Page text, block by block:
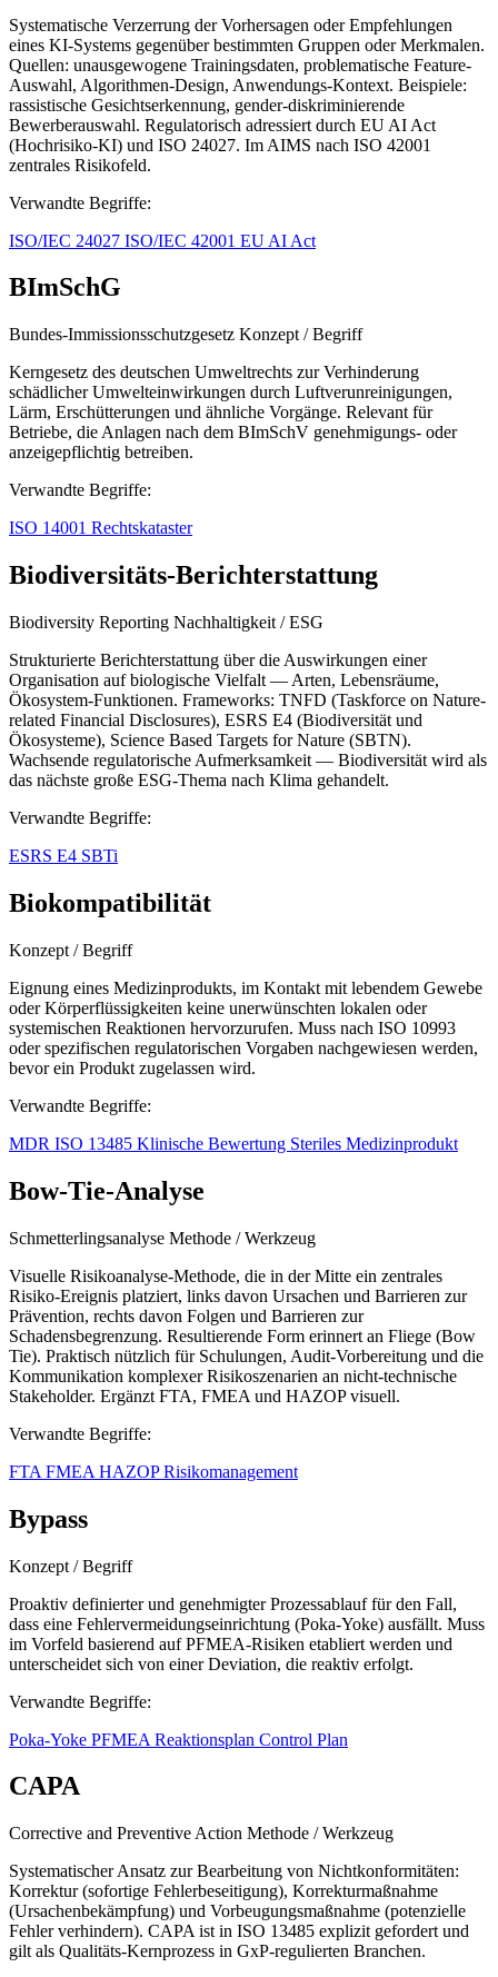
Systematische Verzerrung der Vorhersagen oder Empfehlungen
eines KI-Systems gegenüber bestimmten Gruppen oder Merkmalen.
Quellen: unausgewogene Trainingsdaten, problematische Feature-
Auswahl, Algorithmen-Design, Anwendungs-Kontext. Beispiele:
rassistische Gesichtserkennung, gender-diskriminierende
Bewerberauswahl. Regulatorisch adressiert durch EU AI Act
(Hochrisiko-KI) und ISO 24027. Im AIMS nach ISO 42001
zentrales Risikofeld.
Verwandte Begriffe:
ISO/IEC 24027 ISO/IEC 42001 EU AI Act
BImSchG
Bundes-Immissionsschutzgesetz Konzept / Begriff
Kerngesetz des deutschen Umweltrechts zur Verhinderung
schädlicher Umwelteinwirkungen durch Luftverunreinigungen,
Lärm, Erschütterungen und ähnliche Vorgänge. Relevant für
Betriebe, die Anlagen nach dem BImSchV genehmigungs- oder
anzeigepflichtig betreiben.
Verwandte Begriffe:
ISO 14001 Rechtskataster
Biodiversitäts-Berichterstattung
Biodiversity Reporting Nachhaltigkeit / ESG
Strukturierte Berichterstattung über die Auswirkungen einer
Organisation auf biologische Vielfalt — Arten, Lebensräume,
Ökosystem-Funktionen. Frameworks: TNFD (Taskforce on Nature-
related Financial Disclosures), ESRS E4 (Biodiversität und
Ökosysteme), Science Based Targets for Nature (SBTN).
Wachsende regulatorische Aufmerksamkeit — Biodiversität wird als
das nächste große ESG-Thema nach Klima gehandelt.
Verwandte Begriffe:
ESRS E4 SBTi
Biokompatibilität
Konzept / Begriff
Eignung eines Medizinprodukts, im Kontakt mit lebendem Gewebe
oder Körperflüssigkeiten keine unerwünschten lokalen oder
systemischen Reaktionen hervorzurufen. Muss nach ISO 10993
oder spezifischen regulatorischen Vorgaben nachgewiesen werden,
bevor ein Produkt zugelassen wird.
Verwandte Begriffe:
MDR ISO 13485 Klinische Bewertung Steriles Medizinprodukt
Bow-Tie-Analyse
Schmetterlingsanalyse Methode / Werkzeug
Visuelle Risikoanalyse-Methode, die in der Mitte ein zentrales
Risiko-Ereignis platziert, links davon Ursachen und Barrieren zur
Prävention, rechts davon Folgen und Barrieren zur
Schadensbegrenzung. Resultierende Form erinnert an Fliege (Bow
Tie). Praktisch nützlich für Schulungen, Audit-Vorbereitung und die
Kommunikation komplexer Risikoszenarien an nicht-technische
Stakeholder. Ergänzt FTA, FMEA und HAZOP visuell.
Verwandte Begriffe:
FTA FMEA HAZOPRisikomanagement
Bypass
Konzept / Begriff
Proaktiv definierter und genehmigter Prozessablauf für den Fall,
dass eine Fehlervermeidungseinrichtung (Poka-Yoke) ausfällt. Muss
im Vorfeld basierend auf PFMEA-Risiken etabliert werden und
unterscheidet sich von einer Deviation, die reaktiv erfolgt.
Verwandte Begriffe:
Poka-Yoke PFMEA Reaktionsplan Control Plan
CAPA
Corrective and Preventive Action Methode / Werkzeug
Systematischer Ansatz zur Bearbeitung von Nichtkonformitäten:
Korrektur (sofortige Fehlerbeseitigung), Korrekturmaßnahme
(Ursachenbekämpfung) und Vorbeugungsmaßnahme (potenzielle
Fehler verhindern). CAPA ist in ISO 13485 explizit gefordert und
gilt als Qualitäts-Kernprozess in GxP-regulierten Branchen.